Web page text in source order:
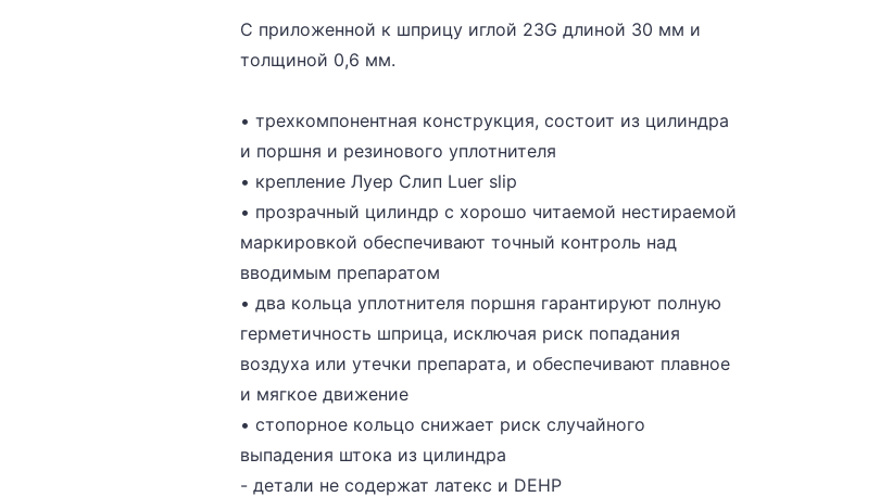
С приложенной к шприцу иглой 23G длиной 30 мм и
толщиной 0,6 мм.
• трехкомпонентная конструкция, состоит из цилиндра
и поршня и резинового уплотнителя
• крепление Луер Слип Luer slip
• прозрачный цилиндр с хорошо читаемой нестираемой
маркировкой обеспечивают точный контроль над
вводимым препаратом
• два кольца уплотнителя поршня гарантируют полную
герметичность шприца, исключая риск попадания
воздуха или утечки препарата, и обеспечивают плавное
и мягкое движение
• стопорное кольцо снижает риск случайного
выпадения штока из цилиндра
- детали не содержат латекс и DEHP